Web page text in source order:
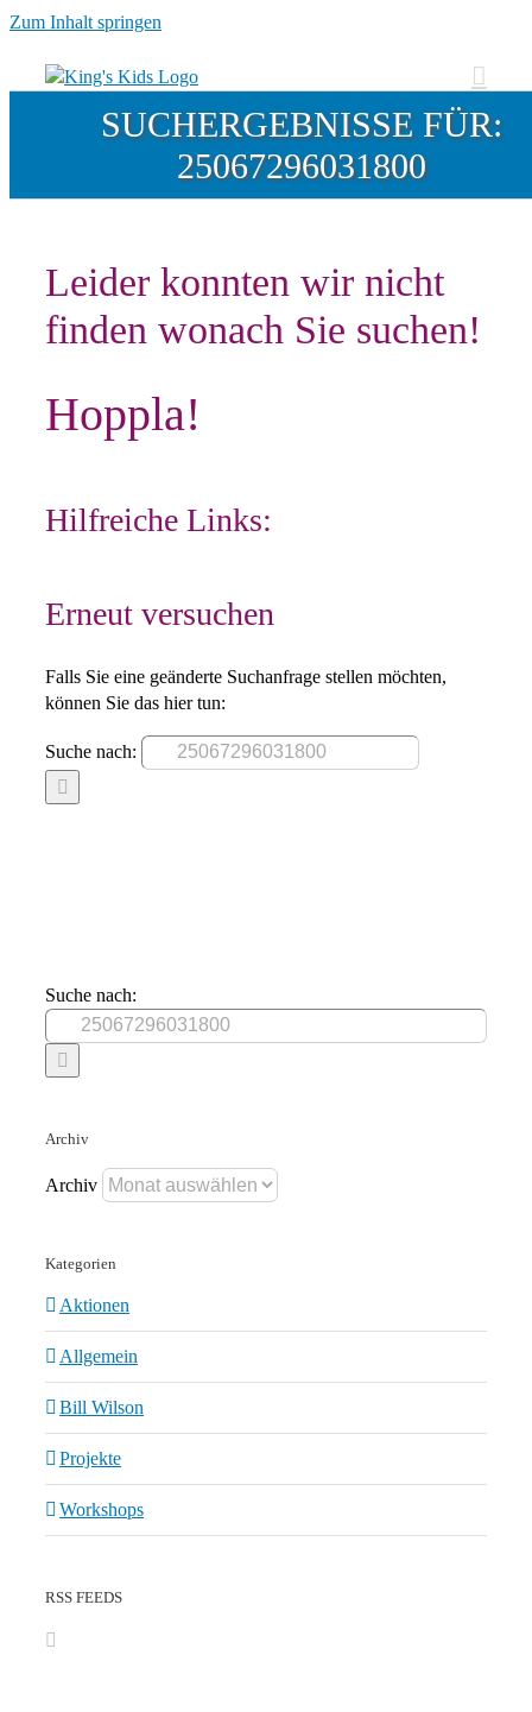
Zum Inhalt springen
SUCHERGEBNISSE FÜR:
25067296031800
Leider konnten wir nicht
finden wonach Sie suchen!
Hoppla!
Hilfreiche Links:
Erneut versuchen
Falls Sie eine geänderte Suchanfrage stellen möchten,
können Sie das hier tun:
Suche nach:
Suche nach:
Archiv
Archiv
Kategorien
Aktionen
Allgemein
Bill Wilson
Projekte
Workshops
RSS FEEDS